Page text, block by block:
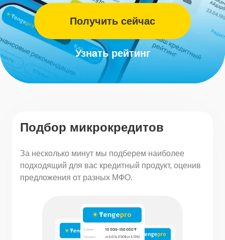
Получить сейчас
Узнать рейтинг
Подбор микрокредитов
За несколько минут мы подберем наиболее
подходящий для вас кредитный продукт, оценив
предложения от разных МФО.